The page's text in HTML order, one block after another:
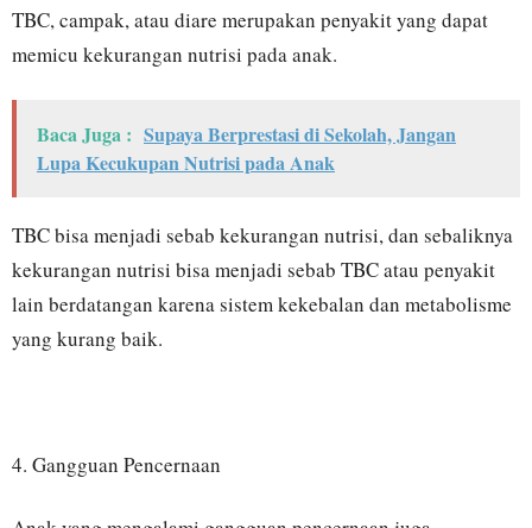
TBC, campak, atau diare merupakan penyakit yang dapat
memicu kekurangan nutrisi pada anak.
Baca Juga : Supaya Berprestasi di Sekolah, Jangan
Lupa Kecukupan Nutrisi pada Anak
TBC bisa menjadi sebab kekurangan nutrisi, dan sebaliknya
kekurangan nutrisi bisa menjadi sebab TBC atau penyakit
lain berdatangan karena sistem kekebalan dan metabolisme
yang kurang baik.
4. Gangguan Pencernaan